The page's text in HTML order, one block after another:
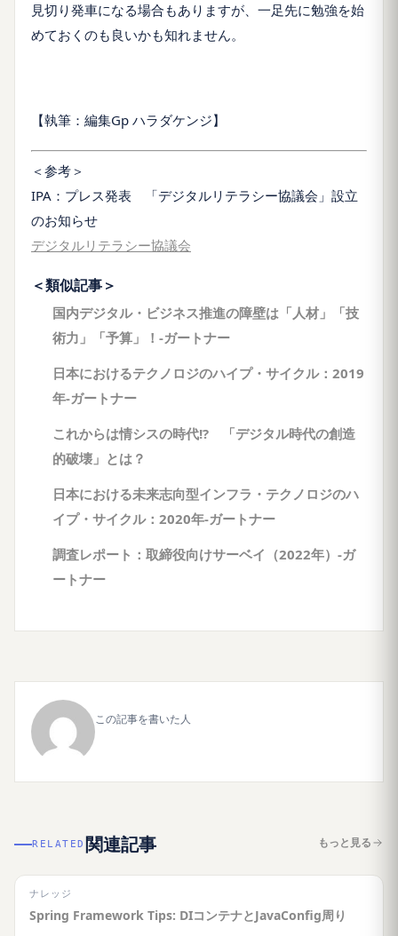
見切り発車になる場合もありますが、一足先に勉強を始
めておくのも良いかも知れません。
【執筆：編集Gp ハラダケンジ】
＜参考＞
IPA：プレス発表 「デジタルリテラシー協議会」設立
のお知らせ
デジタルリテラシー協議会
＜類似記事＞
国内デジタル・ビジネス推進の障壁は「人材」「技
術力」「予算」！-ガートナー
日本におけるテクノロジのハイプ・サイクル：2019
年-ガートナー
これからは情シスの時代!? 「デジタル時代の創造
的破壊」とは？
日本における未来志向型インフラ・テクノロジのハ
イプ・サイクル：2020年-ガートナー
調査レポート：取締役向けサーベイ（2022年）-ガ
ートナー
この記事を書いた人
RELATED 関連記事 もっと見る
ナレッジ
Spring Framework Tips: DIコンテナとJavaConfig周り